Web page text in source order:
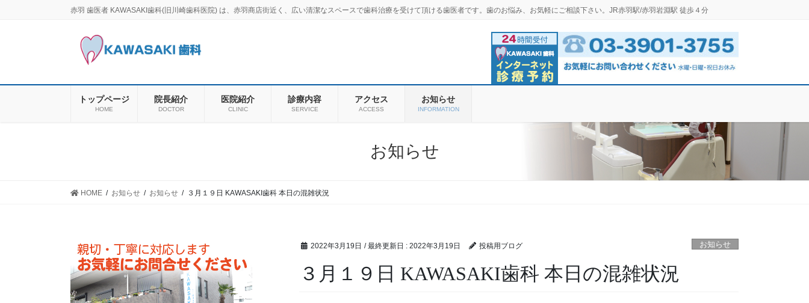
赤羽 歯医者 KAWASAKI歯科(旧川崎歯科医院) は、赤羽商店街近く、広い清潔なスペースで歯科治療を受けて頂ける歯医者です。歯のお悩み、お気軽にご相談下さい。JR赤羽駅/赤羽岩淵駅 徒歩４分
トップページ
HOME
院長紹介
DOCTOR
医院紹介
CLINIC
診療内容
SERVICE
アクセス
ACCESS
お知らせ
INFORMATION
お知らせ
HOME お知らせ お知らせ ３月１９日 KAWASAKI歯科 本日の混雑状況
2022年3月19日 / 最終更新日 : 2022年3月19日 投稿用ブログ お知らせ
３月１９日 KAWASAKI歯科 本日の混雑状況